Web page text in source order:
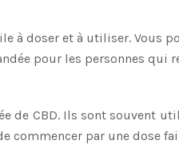
doser et à utiliser. Vous
pour les personnes qui
de CBD. Ils sont
par une dose